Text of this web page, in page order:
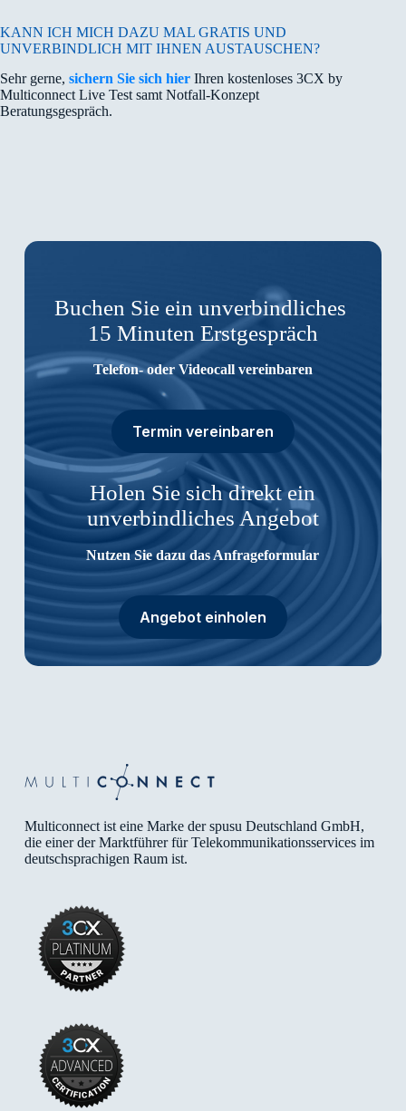
KANN ICH MICH DAZU MAL GRATIS UND
UNVERBINDLICH MIT IHNEN AUSTAUSCHEN?
Sehr gerne, sichern Sie sich hier Ihren kostenloses 3CX by
Multiconnect Live Test samt Notfall-Konzept
Beratungsgespräch.
Buchen Sie ein unverbindliches
15 Minuten Erstgespräch
Telefon- oder Videocall vereinbaren
Termin vereinbaren
Holen Sie sich direkt ein
unverbindliches Angebot
Nutzen Sie dazu das Anfrageformular
Angebot einholen
Multiconnect ist eine Marke der spusu Deutschland GmbH,
die einer der Marktführer für Telekommunikationsservices im
deutschsprachigen Raum ist.